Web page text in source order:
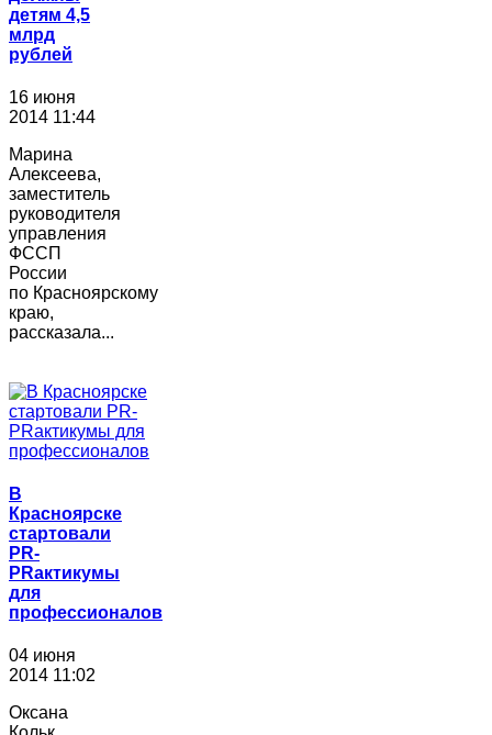
детям 4,5
млрд
рублей
16 июня
2014 11:44
Марина
Алексеева,
заместитель
руководителя
управления
ФССП
России
по Красноярскому
краю,
рассказала...
В
Красноярске
стартовали
PR-
PRактикумы
для
профессионалов
04 июня
2014 11:02
Оксана